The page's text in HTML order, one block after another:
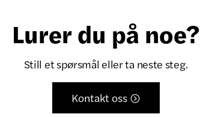
Lurer du på noe?
Still et spørsmål eller ta neste steg.
Kontakt oss 